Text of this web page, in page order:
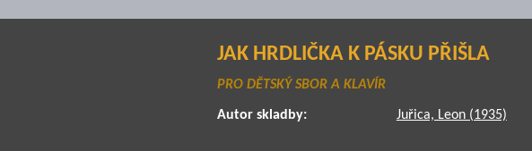
JAK HRDLIČKA K PÁSKU PŘIŠLA
PRO DĚTSKÝ SBOR A KLAVÍR
Autor skladby: Juřica, Leon (1935)